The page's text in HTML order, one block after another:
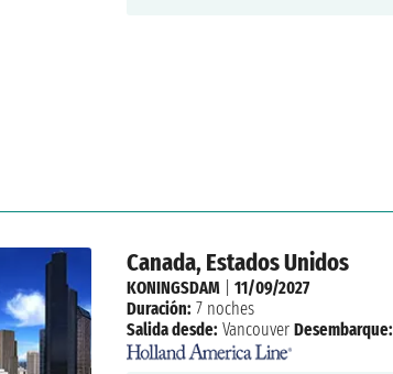
Canada, Estados Unidos
KONINGSDAM| 11/09/2027
Duración: 7 noches
Salida desde: Vancouver Desembarque: